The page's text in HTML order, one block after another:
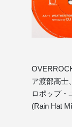
ア渡部高士
ロポップ・
(Rain Hat